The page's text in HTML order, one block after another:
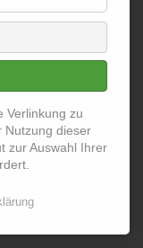
Verlinkung zu
Nutzung dieser
zur Auswahl Ihrer